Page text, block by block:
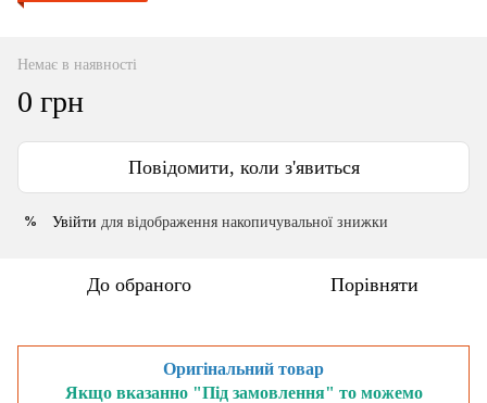
Немає в наявності
0 грн
Повідомити, коли з'явиться
% Увійти для відображення накопичувальної знижки
До обраного Порівняти
Оригінальний товар
Якщо вказанно "Під замовлення" то можемо